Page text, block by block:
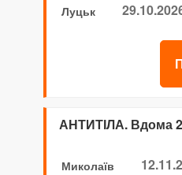
Луцьк
АНТИТІЛА. Вдома
Миколаїв